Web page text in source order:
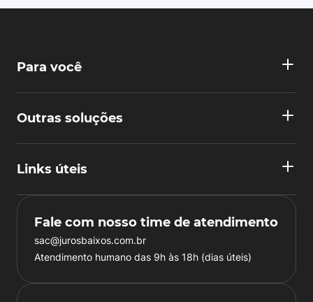
Para você
Outras soluções
Links úteis
Fale com nosso time de atendimento
sac@jurosbaixos.com.br
Atendimento humano das 9h às 18h (dias úteis)